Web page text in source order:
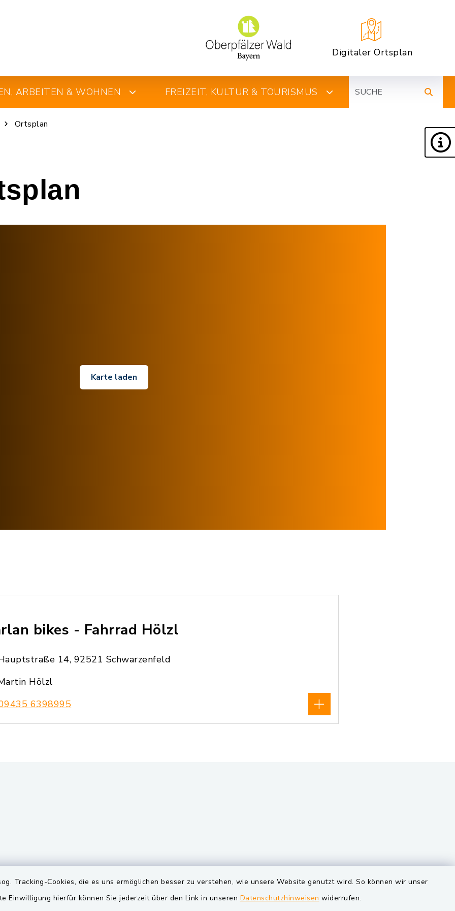
Tracking-Cookies, die es uns ermöglichen besser zu verstehen, wie unsere Website genutzt wird. So können wir unser
Einwilligung hierfür können Sie jederzeit über den Link in unseren Datenschutzhinweisen widerrufen.
Digitaler Ortsplan
ARBEITEN & WOHNEN FREIZEIT, KULTUR & TOURISMUS
Ortsplan
Karte laden
bikes - Fahrrad Hölzl
14, 92521 Schwarzenfeld
Hölzl
6398995
Quicklinks VG und Gemeinden
Markt Schwarzenfeld